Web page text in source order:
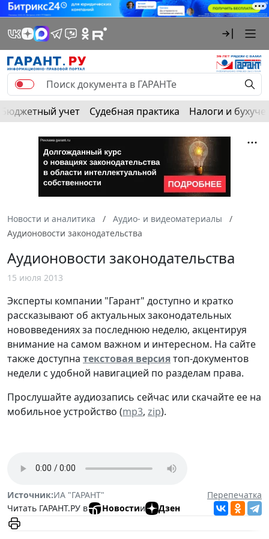
Бюджетный учет Судебная практика Налоги и
Новости и аналитика
Аудио- и видеоматериалы
Аудионовости законодательства
Аудионовости законодательства
15 июля 2013
Эксперты компании "Гарант" доступно и кратко
рассказывают об актуальных законодательных
нововведениях за последнюю неделю, акцентируя
внимание на самом важном и интересном. На сайте
также доступна текстовая версиятоп-документов
недели с удобной навигацией по разделам права.
Прослушайте аудиозапись сейчас или скачайте ее на
мобильное устройство (mp3, zip).
Источник:ИА "ГАРАНТ"
Перепечатка
Читать ГАРАНТ.РУ в
Новостии Дзен